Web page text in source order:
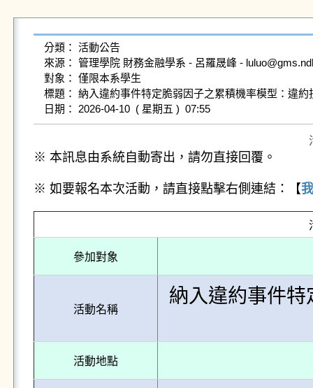
分類： 活動公告
來源： 管理學院 財務金融學系 - 呂羅晟峰 -
對象： 僅限本系學生
標題： 納入違約事件特定脆弱因子之累積機率模型：違約
日期： 2026-04-10  ( 星期五 )  07:55
※ 本訊息由系統自動寄出，請勿直接回覆。
※ 如要報名本次活動，請直接點擊右側連結：【
參加對象
活動名稱
納入違約事件
活動地點